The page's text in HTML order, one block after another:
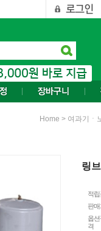
Home > 여과기ㆍ
링
적립
판매
옵
격